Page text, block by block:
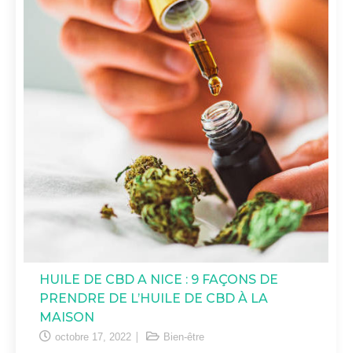
HUILE DE CBD A NICE : 9 FAÇONS DE
PRENDRE DE L’HUILE DE CBD À LA
MAISON
octobre 17, 2022 Bien-être